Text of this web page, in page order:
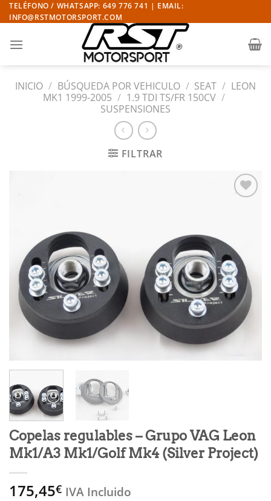
Saltar
al
TELÉFONO / WHATSAPP: 649 776 741 | EMAIL:
INFO@RSTMOTORSPORT.COM
INICIO / BÚSQUEDA POR VEHICULO / SEAT / LEON
MK1 1999-2005 / 1.9 TDI TS/FR 150CV /
SUSPENSIONES
FILTRAR
deseos
Copelas regulables – Grupo VAG Leon
Mk1/A3 Mk1/Golf Mk4 (Silver Project)
175,45€ IVA Incluido